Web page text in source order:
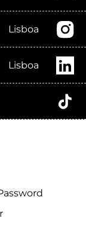
Lisboa
Lisboa